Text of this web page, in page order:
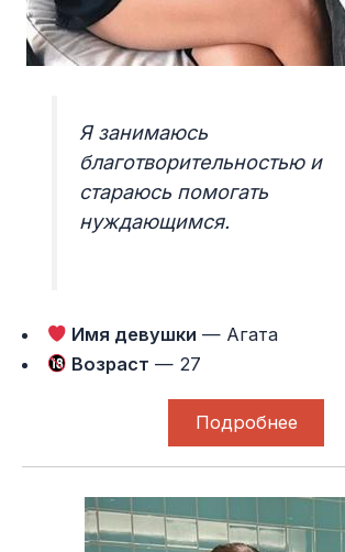
Я занимаюсь
благотворительностью и
стараюсь помогать
нуждающимся.
Имя девушки — Агата
Возраст — 27
Подробнее